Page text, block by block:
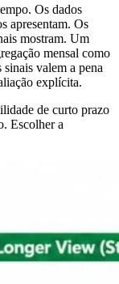
Os dados
apresentam. Os
mostram. Um
mensal como
valem a pena
explícita.
de curto prazo
Escolher a